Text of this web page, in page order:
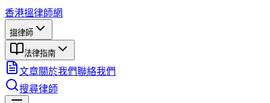
香港搵律師網
搵律師
法律指南
文章關於我們聯絡我們
搜尋律師